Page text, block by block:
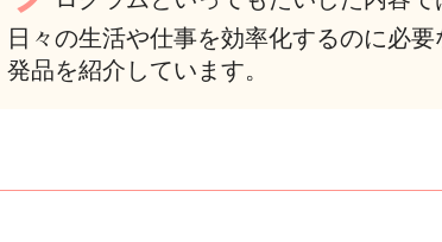
日々の生活や仕事を効率化するのに必
発品を紹介しています。